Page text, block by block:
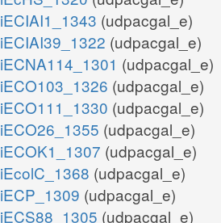
iECIAI1_1343 (udpacgal_e)
iECIAI39_1322 (udpacgal_e)
iECNA114_1301 (udpacgal_e)
iECO103_1326 (udpacgal_e)
iECO111_1330 (udpacgal_e)
iECO26_1355 (udpacgal_e)
iECOK1_1307 (udpacgal_e)
iEcolC_1368 (udpacgal_e)
iECP_1309 (udpacgal_e)
iECS88_1305 (udpacgal_e)